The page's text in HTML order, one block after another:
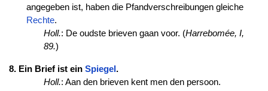
angegeben ist, haben die Pfandverschreibungen gleiche
Rechte.
Holl.: De oudste brieven gaan voor. (Harrebomée, I,
89.)
8. Ein Brief ist ein Spiegel .
Holl.: Aan den brieven kent men den persoon.